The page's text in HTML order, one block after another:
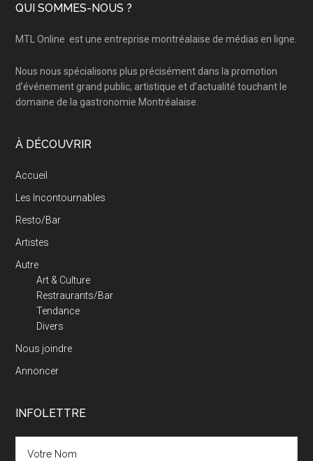
Footer
QUI SOMMES-NOUS ?
MTL Online est une entreprise montréalaise de médias en ligne.
Nous nous spécialisons plus précisément dans la promotion
d’événement grand public, artistique et d’actualité touchant le
domaine de la gastronomie Montréalaise.
À DÉCOUVRIR
Accueil
Les Incontournables
Resto/Bar
Artistes
Autre
Art & Culture
Restraurants/Bar
Tendance
Divers
Nous joindre
Annoncer
INFOLETTRE